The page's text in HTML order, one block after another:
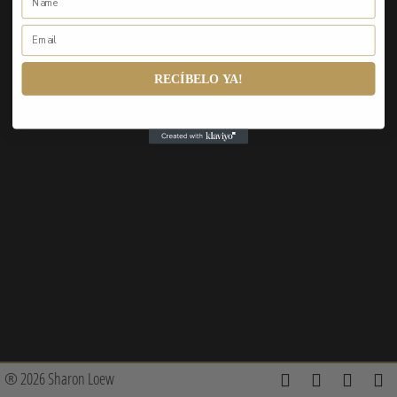
® 2026 Sharon Loew
RECÍBELO YA!